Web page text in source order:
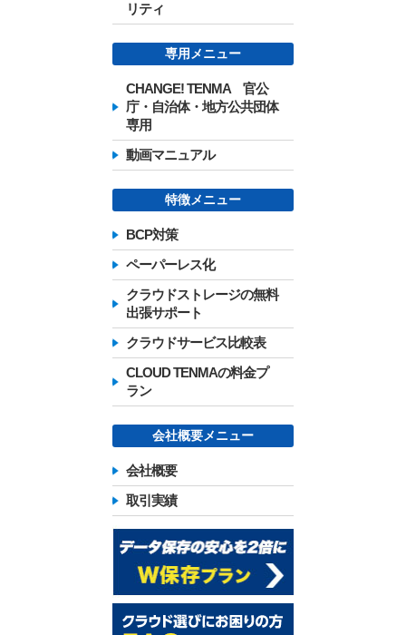
リティ
専用メニュー
CHANGE! TENMA 官公
庁・自治体・地方公共団体
専用
動画マニュアル
特徴メニュー
BCP対策
ペーパーレス化
クラウドストレージの無料
出張サポート
クラウドサービス比較表
CLOUD TENMAの料金プ
ラン
会社概要メニュー
会社概要
取引実績